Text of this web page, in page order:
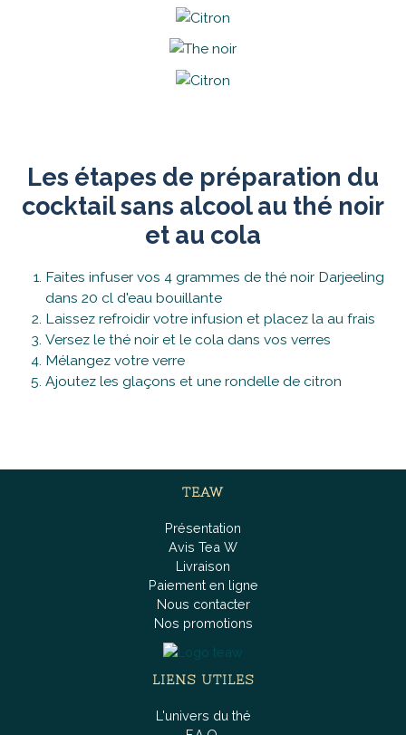
Les étapes de préparation du
cocktail sans alcool au thé noir
et au cola
Faites infuser vos 4 grammes de thé noir Darjeeling
dans 20 cl d'eau bouillante
Laissez refroidir votre infusion et placez la au frais
Versez le thé noir et le cola dans vos verres
Mélangez votre verre
Ajoutez les glaçons et une rondelle de citron
TEAW
Présentation
Avis Tea W
Livraison
Paiement en ligne
Nous contacter
Nos promotions
LIENS UTILES
L'univers du thé